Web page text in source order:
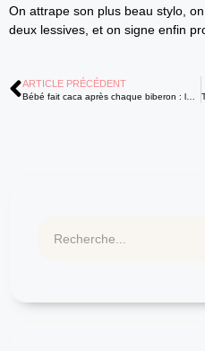
On attrape son plus beau stylo,
deux lessives, et on signe enfin
ARTICLE PRÉCÉDENT